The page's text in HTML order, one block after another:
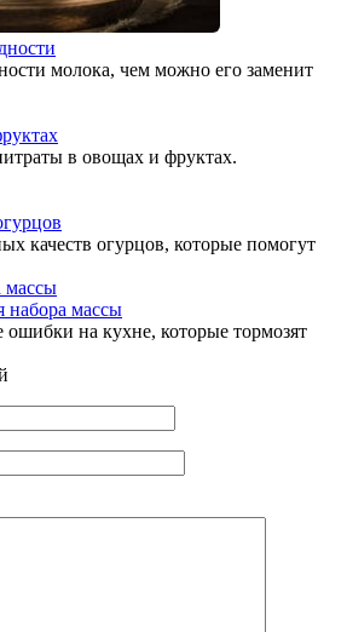
молока, чем можно его заменит
в овощах и фруктах.
качеств огурцов, которые помогут
набора массы
ошибки на кухне, которые тормозят